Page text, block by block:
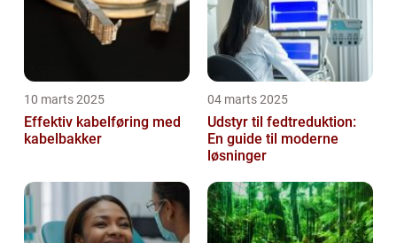
10 marts 2025
Effektiv kabelføring med
kabelbakker
04 marts 2025
Udstyr til fedtreduktion:
En guide til moderne
løsninger